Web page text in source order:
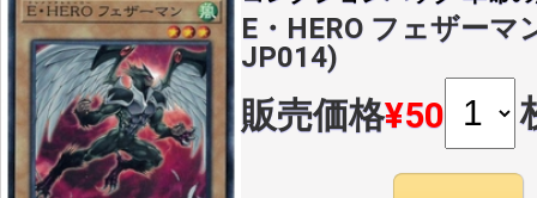
E・HERO フェザーマ
JP014)
販売価格¥50